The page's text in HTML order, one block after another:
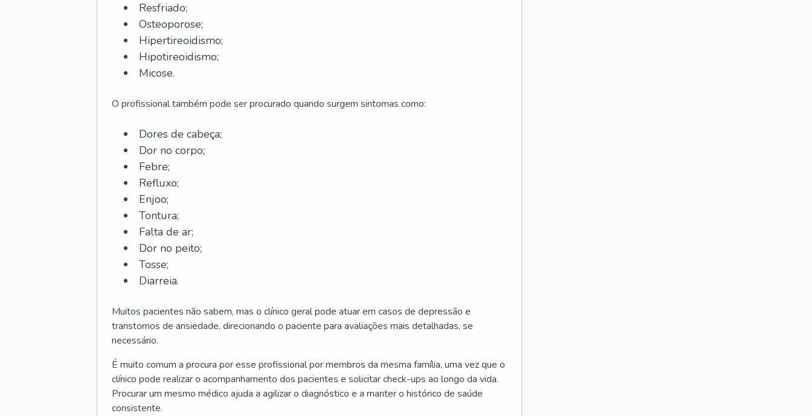
Resfriado;
Osteoporose;
Hipertireoidismo;
Hipotireoidismo;
Micose.
O profissional também pode ser procurado quando surgem sintomas como:
Dores de cabeça;
Dor no corpo;
Febre;
Refluxo;
Enjoo;
Tontura;
Falta de ar;
Dor no peito;
Tosse;
Diarreia.
Muitos pacientes não sabem, mas o clínico geral pode atuar em casos de depressão e
transtornos de ansiedade, direcionando o paciente para avaliações mais detalhadas, se
necessário.
É muito comum a procura por esse profissional por membros da mesma família, uma vez que o
clínico pode realizar o acompanhamento dos pacientes e solicitar check-ups ao longo da vida.
Procurar um mesmo médico ajuda a agilizar o diagnóstico e a manter o histórico de saúde
consistente.